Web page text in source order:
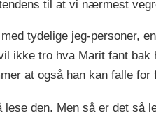
til at vi nærmest
tydelige jeg-personer,
ikke tro hva Marit fant bak
at også han kan falle for
den. Men så er det så